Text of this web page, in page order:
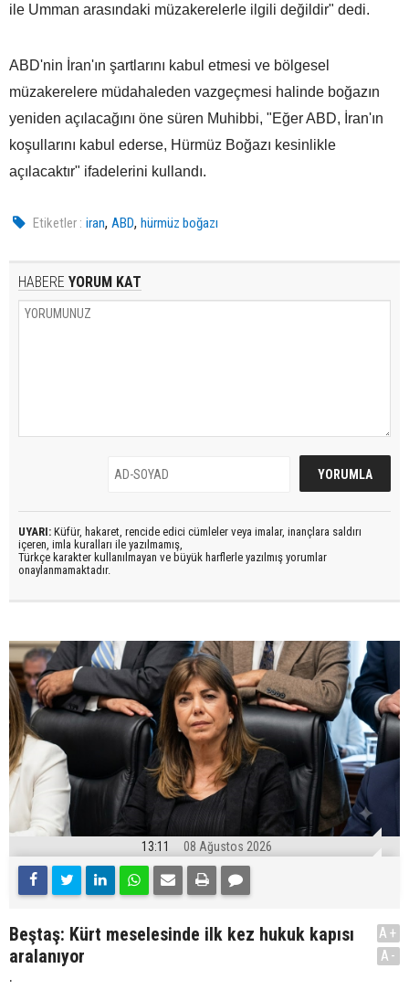
ile Umman arasındaki müzakerelerle ilgili değildir" dedi.
ABD'nin İran'ın şartlarını kabul etmesi ve bölgesel
müzakerelere müdahaleden vazgeçmesi halinde boğazın
yeniden açılacağını öne süren Muhibbi, "Eğer ABD, İran'ın
koşullarını kabul ederse, Hürmüz Boğazı kesinlikle
açılacaktır" ifadelerini kullandı.
Etiketler : iran,ABD,hürmüz boğazı
HABERE YORUM KAT
UYARI: Küfür, hakaret, rencide edici cümleler veya imalar, inançlara saldırı
içeren, imla kuralları ile yazılmamış,
Türkçe karakter kullanılmayan ve büyük harflerle yazılmış yorumlar
onaylanmamaktadır.
13:11 08 Ağustos 2026
Beştaş: Kürt meselesinde ilk kez hukuk kapısı
aralanıyor
.
A+
A-